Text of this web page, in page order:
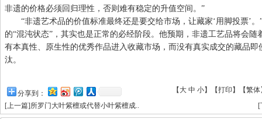
非遗的价格必须回归理性，否则难有稳定的升值空间。”
“非遗艺术品的价值标准最终还是要交给市场，让藏家‘用脚投票’。
的“混沌状态”，其实也是正常的必经阶段。他预期，非遗工艺品将会
有本真性、原生性的优秀作品进入收藏市场，而没有真实成交的藏品
汰。
分享到： 【 大 中 小】【打印 】 【繁体
[上一篇]所罗门大叶紫檀或代替小叶紫檀成.. [